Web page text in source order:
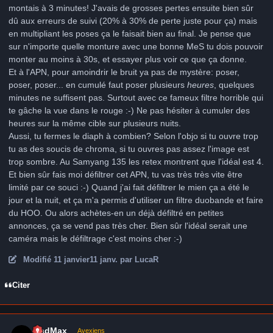
montais à 3 minutes! J'avais de grosses pertes ensuite bien sûr
dû aux erreurs de suivi (20% à 30% de perte juste pour ça) mais
en multipliant les poses ça le faisait bien au final. Je pense que
sur n'importe quelle monture avec une bonne MeS tu dois pouvoir
monter au moins à 30s, et essayer plus voir ce que ça donne.
Et à l'APN, pour amoindrir le bruit ya pas de mystère: poser,
poser, poser... en cumulé faut poser plusieurs heures , quelques
minutes ne suffisent pas. Surtout avec ce fameux filtre horrible qui
te gâche la vue dans le rouge :-) Ne pas hésiter à cumuler des
heures sur la même cible sur plusieurs nuits.
Aussi, tu fermes le diaph à combien? Selon l'objo si tu ouvre trop
tu as des soucis de chroma, si tu ouvres pas assez l'image est
trop sombre. Au Samyang 135 les retex montrent que l'idéal est 4.
Et bien sûr fais moi défiltrer cet APN, tu vas très très vite être
limité par ce souci :-) Quand j'ai fait défiltrer le mien ça a été le
jour et la nuit, et ça m'a permis d'utiliser un filtre duobande et faire
du HOO. Ou alors achètes-en un déjà défiltré en petites
annonces, ça se vend pas très cher. Bien sûr l'idéal serait une
caméra mais le défiltrage c'est moins cher :-)
Modifié 11 janvier11 janv. par LucaR
Citer
MadMax Avexiens